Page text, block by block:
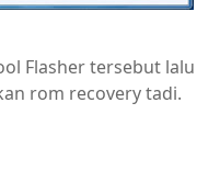
Flasher tersebut lalu
rom recovery tadi.